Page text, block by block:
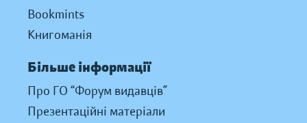
Bookmints
Книгоманія
Більше інформації
Про ГО “Форум видавців”
Презентаційні матеріали